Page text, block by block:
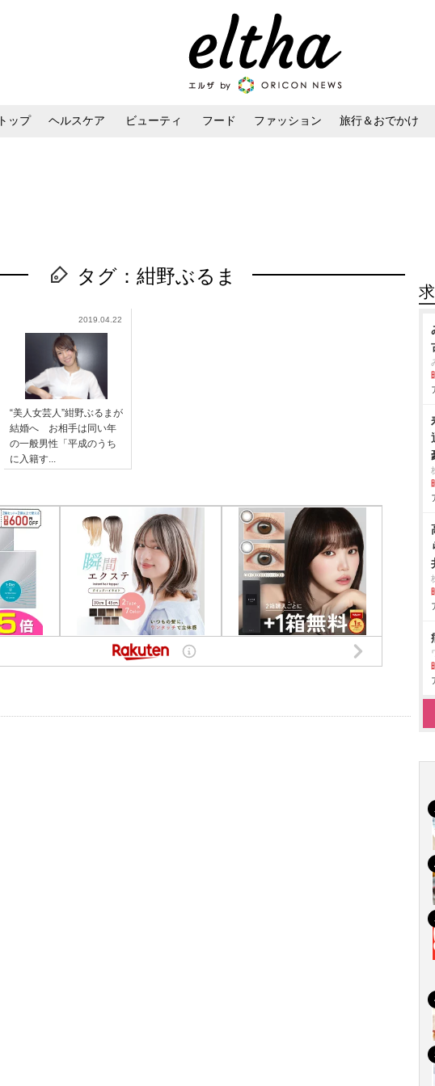
トップ ヘルスケア ビューティ フード ファッション 旅行＆おでかけ
タグ：紺野ぶるま
2019.04.22
“美人女芸人”紺野ぶるまが
結婚へ お相手は同い年
の一般男性「平成のうち
に入籍す...